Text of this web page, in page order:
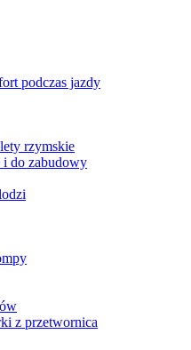
podczas jazdy
rzymskie
do zabudowy
z przetwornica